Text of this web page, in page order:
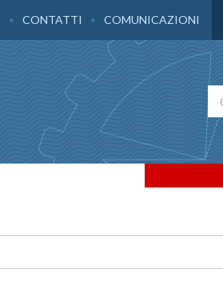
CONTATTI COMUNICAZIONI